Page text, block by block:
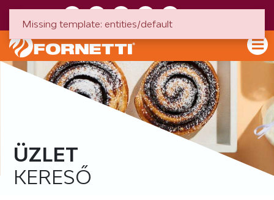
ÜZLET
KERESŐ
Missing template: entities/default